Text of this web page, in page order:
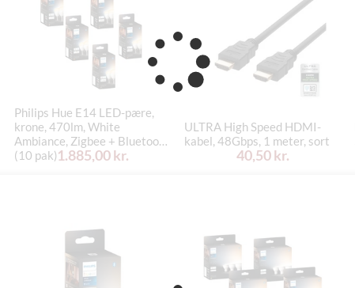
Philips Hue E14 LED-pære,
krone, 470lm, White
Ambiance, Zigbee + Bluetooth
(10 pak)1.885,00 kr.
ULTRA High Speed HDMI-
kabel, 48Gbps, 1 meter, sort
40,50 kr.